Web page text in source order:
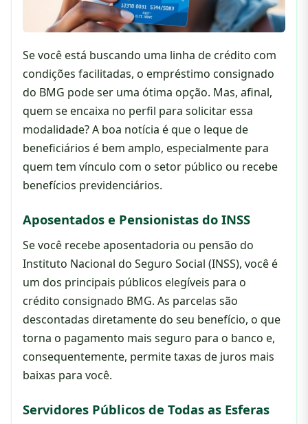
Se você está buscando uma linha de crédito com
condições facilitadas, o empréstimo consignado
do BMG pode ser uma ótima opção. Mas, afinal,
quem se encaixa no perfil para solicitar essa
modalidade? A boa notícia é que o leque de
beneficiários é bem amplo, especialmente para
quem tem vínculo com o setor público ou recebe
benefícios previdenciários.
Aposentados e Pensionistas do INSS
Se você recebe aposentadoria ou pensão do
Instituto Nacional do Seguro Social (INSS), você é
um dos principais públicos elegíveis para o
crédito consignado BMG. As parcelas são
descontadas diretamente do seu benefício, o que
torna o pagamento mais seguro para o banco e,
consequentemente, permite taxas de juros mais
baixas para você.
Servidores Públicos de Todas as Esferas